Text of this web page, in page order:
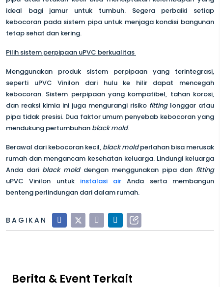
ideal bagi jamur untuk tumbuh. Segera perbaiki setiap
kebocoran pada sistem pipa untuk menjaga kondisi bangunan
tetap sehat dan kering.
Pilih sistem perpipaan uPVC berkualitas
Menggunakan produk sistem perpipaan yang terintegrasi,
seperti uPVC Vinilon dari hulu ke hilir dapat mencegah
kebocoran. Sistem perpipaan yang kompatibel, tahan korosi,
dan reaksi kimia ini juga mengurangi risiko fittinglonggar atau
pipa tidak presisi. Dua faktor umum penyebab kebocoran yang
mendukung pertumbuhan black mold.
Berawal dari kebocoran kecil, black moldperlahan bisa merusak
rumah dan mengancam kesehatan keluarga. Lindungi keluarga
Anda dari black mold dengan menggunakan pipa dan fitting
uPVC Vinilon untuk instalasi air Anda serta membangun
benteng perlindungan dari dalam rumah.
BAGIKAN
Berita & Event Terkait